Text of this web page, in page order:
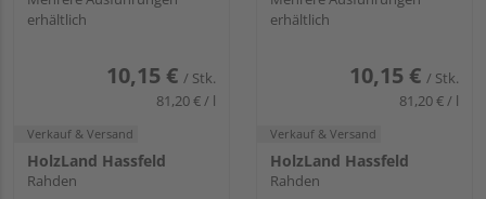
erhältlich
10,15 € / Stk.
81,20 € / l
Verkauf & Versand
HolzLand Hassfeld
Rahden
erhältlich
10,15 € / Stk.
81,20 € / l
Verkauf & Versand
HolzLand Hassfeld
Rahden